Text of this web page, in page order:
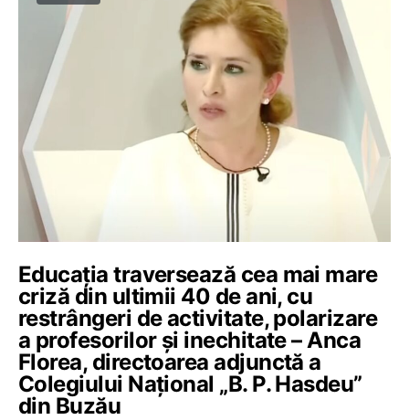
Educația traversează cea mai mare
criză din ultimii 40 de ani, cu
restrângeri de activitate, polarizare
a profesorilor și inechitate – Anca
Florea, directoarea adjunctă a
Colegiului Național „B. P. Hasdeu”
din Buzău